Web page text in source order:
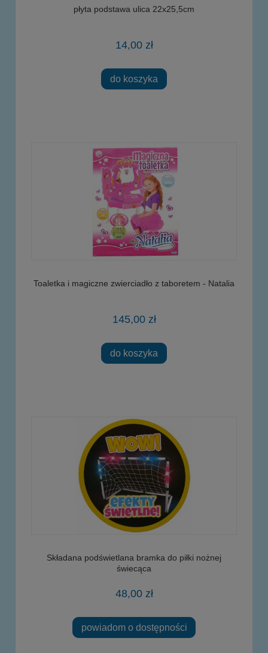
płyta podstawa ulica 22x25,5cm
14,00 zł
do koszyka
Toaletka i magiczne zwierciadło z taboretem - Natalia
145,00 zł
do koszyka
Składana podświetlana bramka do piłki nożnej
świecąca
48,00 zł
powiadom o dostępności